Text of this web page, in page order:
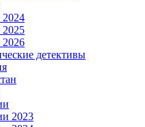
детективы
2023